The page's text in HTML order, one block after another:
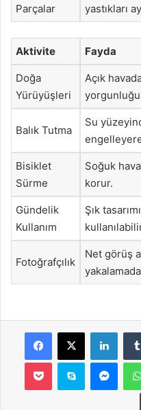
Parçalar
yastıkları
Aktivite Fayda
Doğa
Yürüyüşleri
Açık
Balık Tutma
Su
Bisiklet
Sürme
Soğuk
korur.
Gündelik
Kullanım
Şık
Fotoğrafçılık
Net görüş
Facebook
X
Pocket Skype